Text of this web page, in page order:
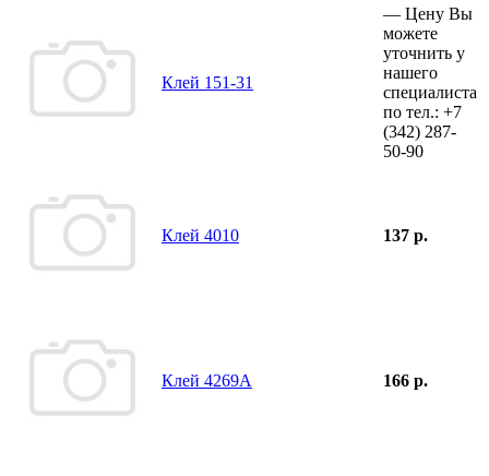
Клей 151-31
— Цену Вы
можете
уточнить у
нашего
специалиста
по тел.: +7
(342) 287-
50-90
Клей 4010 137 р.
Клей 4269А 166 р.